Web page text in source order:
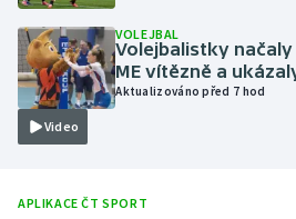
Motorsport
Olympijské hry
Parasport
Plavání
Video
VOLEJBAL
Volejbalistky
ME vítězně a
Aktualizováno před 7 hod
APLIKACE ČT SPORT